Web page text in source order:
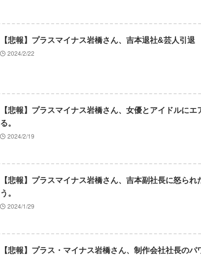
【悲報】プラスマイナス岩橋さん、吉本退社&芸人引退
2024/2/22
【悲報】プラスマイナス岩橋さん、女優とアイドルに
る。
2024/2/19
【悲報】プラスマイナス岩橋さん、吉本副社長に怒ら
う。
2024/1/29
【悲報】プラス・マイナス岩橋さん、制作会社社長のパ